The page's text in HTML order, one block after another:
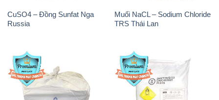
CuSO4 – Đồng Sunfat Nga
Russia
Muối NaCL – Sodium Chloride
TRS Thái Lan